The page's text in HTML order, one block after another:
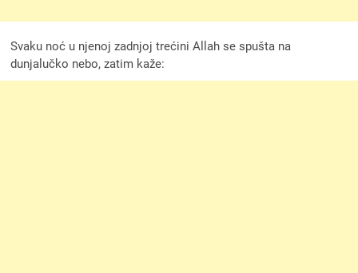
Svaku noć u njenoj zadnjoj trećini Allah se spušta na
dunjalučko nebo, zatim kaže: